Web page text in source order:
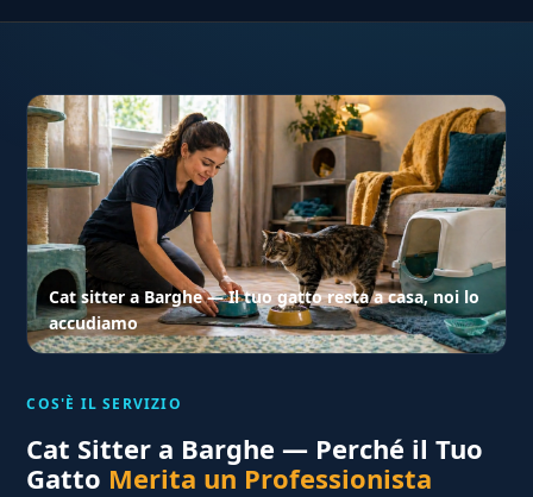
Cat sitter a Barghe — Il tuo gatto resta a casa, noi lo
accudiamo
COS'È IL SERVIZIO
Cat Sitter a Barghe — Perché il Tuo
Gatto Merita un Professionista